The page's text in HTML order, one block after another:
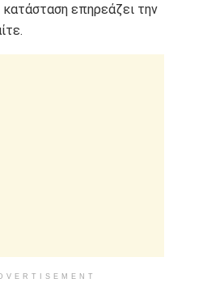
επηρεάζει την